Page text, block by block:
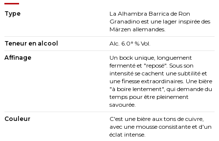
Type
La Alhambra Barrica de Ron
Granadino est une lager inspirée des
Märzen allemandes.
Teneur en alcool
Alc. 6.0° % Vol.
Affinage
Un bock unique, longuement
fermenté et "reposé". Sous son
intensité se cachent une subtilité et
une finesse extraordinaires. Une bière
"à boire lentement", qui demande du
temps pour être pleinement
savourée.
Couleur
C'est une bière aux tons de cuivre,
avec une mousse consistante et d'un
éclat intense.